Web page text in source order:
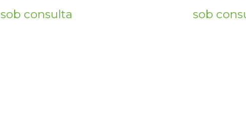
sob consulta
sob